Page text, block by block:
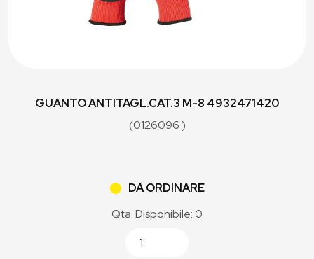
GUANTO ANTITAGL.CAT.3 M-8 4932471420
(0126096 )
DA ORDINARE
Qta. Disponibile: 0